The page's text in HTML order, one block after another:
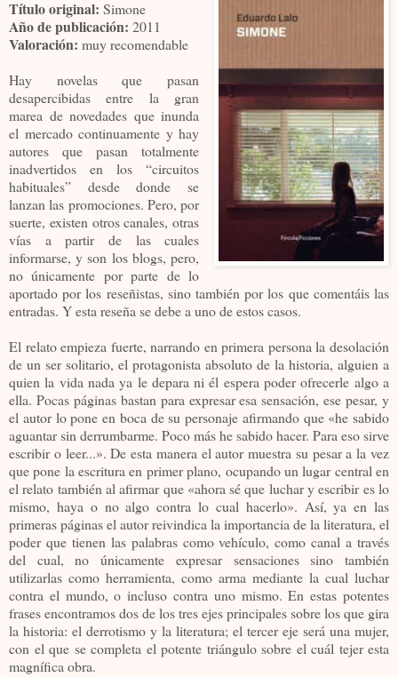
Título original: Simone
Año de publicación: 2011
Valoración: muy recomendable
Hay novelas que pasan
desapercibidas entre la gran
marea de novedades que inunda
el mercado continuamente y hay
autores que pasan totalmente
inadvertidos en los “circuitos
habituales” desde donde se
lanzan las promociones. Pero, por
suerte, existen otros canales, otras
vías a partir de las cuales
informarse, y son los blogs, pero,
no únicamente por parte de lo
aportado por los reseñistas, sino también por los que comentáis las
entradas. Y esta reseña se debe a uno de estos casos.
El relato empieza fuerte, narrando en primera persona la desolación
de un ser solitario, el protagonista absoluto de la historia, alguien a
quien la vida nada ya le depara ni él espera poder ofrecerle algo a
ella. Pocas páginas bastan para expresar esa sensación, ese pesar, y
el autor lo pone en boca de su personaje afirmando que «he sabido
aguantar sin derrumbarme. Poco más he sabido hacer. Para eso sirve
escribir o leer...». De esta manera el autor muestra su pesar a la vez
que pone la escritura en primer plano, ocupando un lugar central en
el relato también al afirmar que «ahora sé que luchar y escribir es lo
mismo, haya o no algo contra lo cual hacerlo». Así, ya en las
primeras páginas el autor reivindica la importancia de la literatura, el
poder que tienen las palabras como vehículo, como canal a través
del cual, no únicamente expresar sensaciones sino también
utilizarlas como herramienta, como arma mediante la cual luchar
contra el mundo, o incluso contra uno mismo. En estas potentes
frases encontramos dos de los tres ejes principales sobre los que gira
la historia: el derrotismo y la literatura; el tercer eje será una mujer,
con el que se completa el potente triángulo sobre el cuál tejer esta
magnífica obra.